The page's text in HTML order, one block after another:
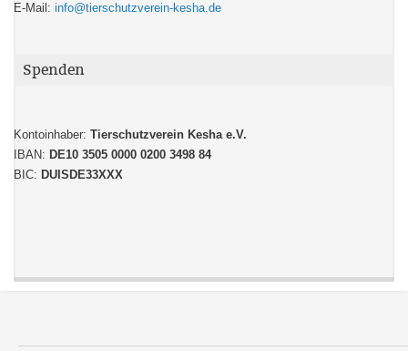
E-Mail: info@tierschutzverein-kesha.de
Spenden
Kontoinhaber: Tierschutzverein Kesha e.V.
IBAN: DE10 3505 0000 0200 3498 84
BIC: DUISDE33XXX